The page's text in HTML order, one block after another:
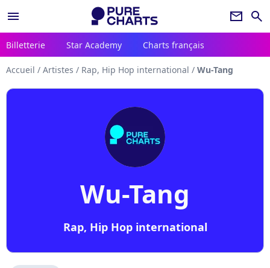
menu newsletter search
Billetterie Star Academy Charts français
Accueil / Artistes / Rap, Hip Hop international / Wu-Tang
Wu-Tang
Rap, Hip Hop international